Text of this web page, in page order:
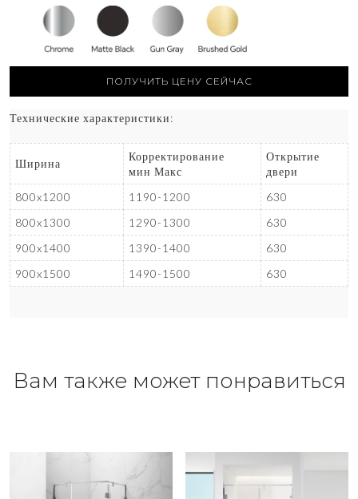
ПОЛУЧИТЬ ЦЕНУ СЕЙЧАС
Технические характеристики:
Ширина
Корректирование
мин Макс
Открытие
двери
800x1200
1190-1200
630
800x1300
1290-1300
630
900x1400
1390-1400
630
900x1500
1490-1500 630
Вам также может понравиться